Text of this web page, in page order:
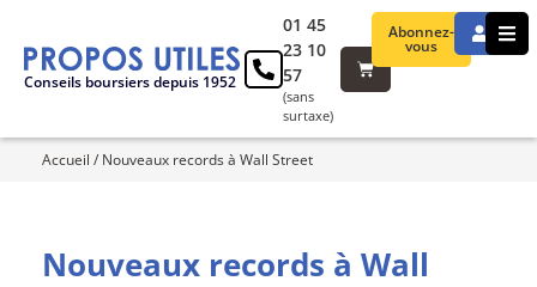
Conseils boursiers depuis 1952
Abonnez-
vous
01 45
23 10
57
(sans
surtaxe)
Accueil / Nouveaux records à Wall Street
Nouveaux records à Wall